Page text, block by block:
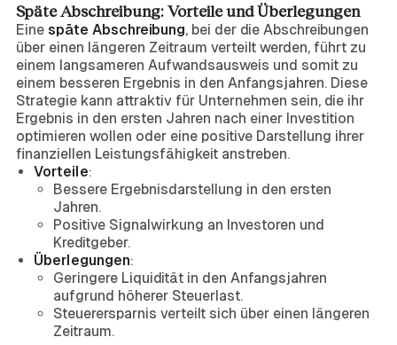
Späte Abschreibung: Vorteile und Überlegungen
Eine späte Abschreibung, bei der die Abschreibungen
über einen längeren Zeitraum verteilt werden, führt zu
einem langsameren Aufwandsausweis und somit zu
einem besseren Ergebnis in den Anfangsjahren. Diese
Strategie kann attraktiv für Unternehmen sein, die ihr
Ergebnis in den ersten Jahren nach einer Investition
optimieren wollen oder eine positive Darstellung ihrer
finanziellen Leistungsfähigkeit anstreben.
Vorteile:
Bessere Ergebnisdarstellung in den ersten
Jahren.
Positive Signalwirkung an Investoren und
Kreditgeber.
Überlegungen:
Geringere Liquidität in den Anfangsjahren
aufgrund höherer Steuerlast.
Steuerersparnis verteilt sich über einen längeren
Zeitraum.